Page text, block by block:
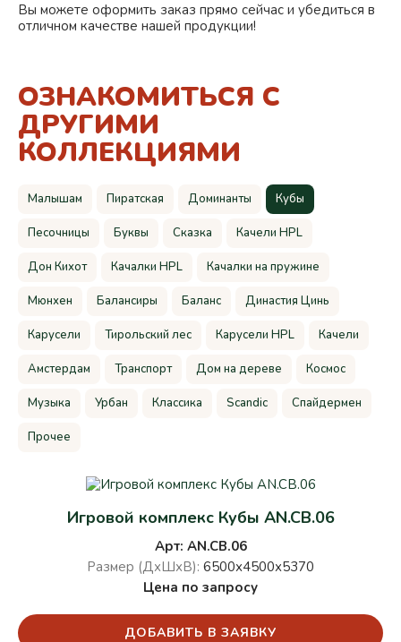
Вы можете оформить заказ прямо сейчас и убедиться в
отличном качестве нашей продукции!
ОЗНАКОМИТЬСЯ С
ДРУГИМИ
КОЛЛЕКЦИЯМИ
Малышам Пиратская Доминанты Кубы
Песочницы Буквы Сказка Качели HPL
Дон Кихот Качалки HPL Качалки на пружине
Мюнхен Балансиры Баланс Династия Цинь
Карусели Тирольский лес Карусели HPL Качели
Амстердам Транспорт Дом на дереве Космос
Музыка Урбан Классика Scandic Спайдермен
Прочее
Игровой комплекс Кубы AN.CB.06
Арт: AN.CB.06
Размер (ДхШхВ): 6500х4500х5370
Цена по запросу
ДОБАВИТЬ В ЗАЯВКУ